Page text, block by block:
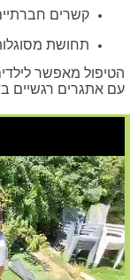
קשרים
תחושת
הטיפול מאפשר
עם אתגרים רגשיים